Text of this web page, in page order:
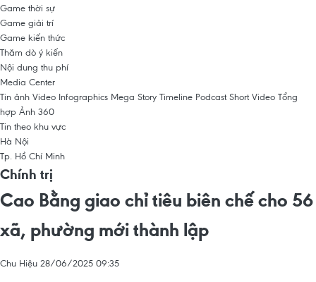
Game thời sự
Game giải trí
Game kiến thức
Thăm dò ý kiến
Nội dung thu phí
Media Center
Tin ảnh Video Infographics Mega Story Timeline Podcast Short Video Tổng
hợp Ảnh 360
Tin theo khu vực
Hà Nội
Tp. Hồ Chí Minh
Chính trị
Cao Bằng giao chỉ tiêu biên chế cho 56
xã, phường mới thành lập
Chu Hiệu 28/06/2025 09:35